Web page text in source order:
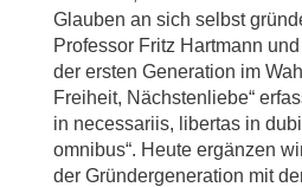
Glauben an sich selbst
Professor Fritz Hartmann
der ersten Generation im
Freiheit, Nächstenliebe“
in necessariis, libertas in
omnibus“. Heute ergänzen
der Gründergeneration mit